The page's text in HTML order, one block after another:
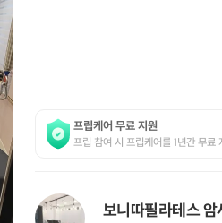
프립케어 무료 지원
프립 참여 시 프립케어를 1년간 무료